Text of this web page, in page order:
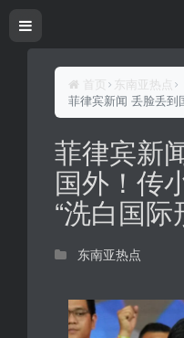
首页
东南亚热点
菲律宾新闻 丢脸丢到
菲律宾新
国外！传
“洗白国
东南亚热点